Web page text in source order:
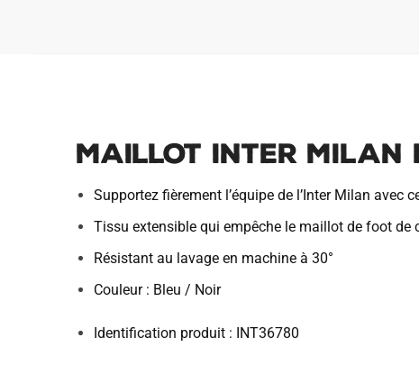
Maillot Inter Milan
Supportez fièrement l’équipe de l’Inter Milan avec
Tissu extensible qui empêche le maillot de foot de
Résistant au lavage en machine à 30°
Couleur : Bleu / Noir
Identification produit : INT36780